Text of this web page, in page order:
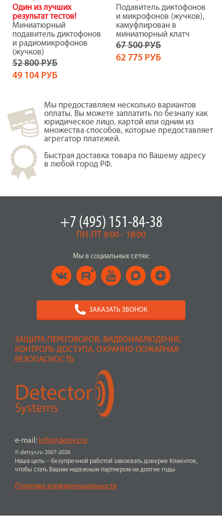
Один из лучших
результат тестов!
Миниатюрный
подавитель диктофонов
и радиомикрофонов
(жучков)
52 800 РУБ
49 104 РУБ
Подавитель диктофонов
и микрофонов (жучков),
камуфлирован в
миниатюрный клатч
67 500 РУБ
62 775 РУБ
Мы предоставляем несколько вариантов
оплаты. Вы можете заплатить по безналу как
юридическое лицо, картой или одним из
множества способов, которые предоставляет
агрегатор платежей.
Быстрая доставка товара по Вашему адресу
в любой город РФ.
ЗАЩИТА ПЕРЕГОВОРОВ, ВИДЕОНАБЛЮДЕНИЕ,
КОНТРОЛЬ ДОСТУПА, ОХРАННО-ПОЖАРНАЯ
БЕЗОПАСНОСТЬ
© detsys.ru 2007-2026
e-mail: info@detsys.ru
Наша цель – безупречной работой завоевать доверие Клиентов,
чтобы стать Вашим надежным партнером на долгие годы
Политика конфиденциальности
+7 (495) 151-84-38
ПН-ПТ 9:00 - 18:00
Мы в социальных сетях:
ЗАКАЗАТЬ ЗВОНОК